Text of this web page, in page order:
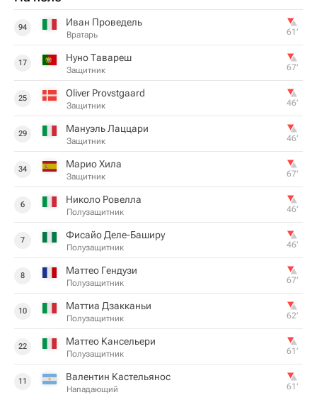
94 Иван Проведель
Вратарь 61‎’‎
17 Нуно Тавареш
Защитник 67‎’‎
25 Oliver Provstgaard
Защитник 46‎’‎
29 Мануэль Лаццари
Защитник 46‎’‎
34 Марио Хила
Защитник 67‎’‎
6 Николо Ровелла
Полузащитник 46‎’‎
7 Фисайо Деле-Баширу
Полузащитник 46‎’‎
8 Маттео Гендузи
Полузащитник 67‎’‎
10 Маттиа Дзакканьи
Полузащитник 62‎’‎
22 Маттео Кансельери
Полузащитник 61‎’‎
11 Валентин Кастельянос
Нападающий 61‎’‎